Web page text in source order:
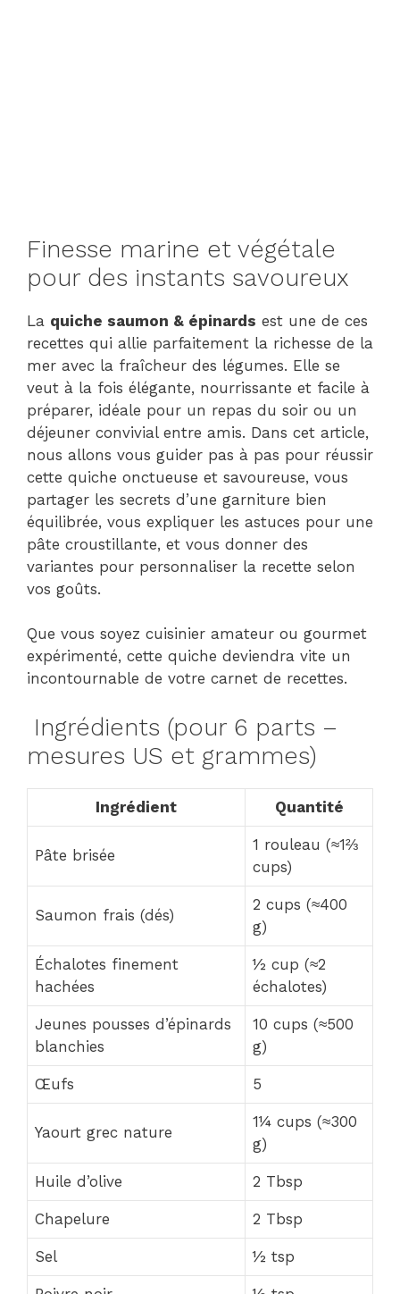
Finesse marine et végétale
pour des instants savoureux
La quiche saumon & épinards est une de ces
recettes qui allie parfaitement la richesse de la
mer avec la fraîcheur des légumes. Elle se
veut à la fois élégante, nourrissante et facile à
préparer, idéale pour un repas du soir ou un
déjeuner convivial entre amis. Dans cet article,
nous allons vous guider pas à pas pour réussir
cette quiche onctueuse et savoureuse, vous
partager les secrets d’une garniture bien
équilibrée, vous expliquer les astuces pour une
pâte croustillante, et vous donner des
variantes pour personnaliser la recette selon
vos goûts.
Que vous soyez cuisinier amateur ou gourmet
expérimenté, cette quiche deviendra vite un
incontournable de votre carnet de recettes.
Ingrédients (pour 6 parts –
mesures US et grammes)
Ingrédient Quantité
Pâte brisée
1 rouleau (≈1⅔
cups)
Saumon frais (dés)
2 cups (≈400
g)
Échalotes finement
hachées
½ cup (≈2
échalotes)
Jeunes pousses d’épinards
blanchies
10 cups (≈500
g)
Œufs 5
Yaourt grec nature
1¼ cups (≈300
g)
Huile d’olive 2 Tbsp
Chapelure 2 Tbsp
Sel ½ tsp